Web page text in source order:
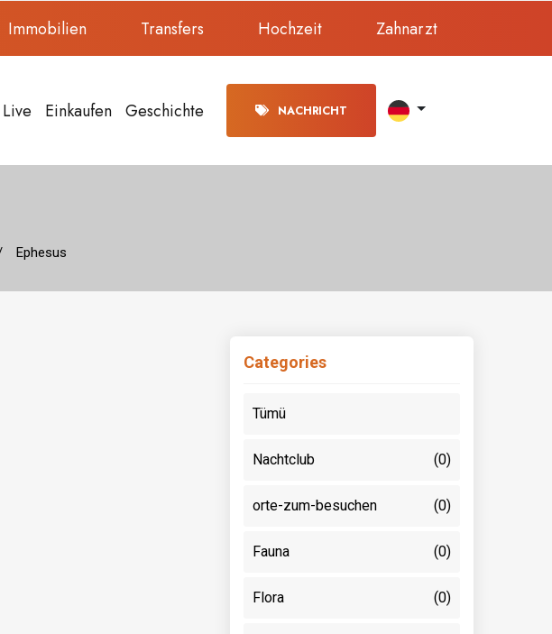
Immobilien Transfers Hochzeit Zahnarzt
Live Einkaufen Geschichte NACHRICHT
Ephesus
Categories
Tümü
Nachtclub (0)
orte-zum-besuchen (0)
Fauna (0)
Flora (0)